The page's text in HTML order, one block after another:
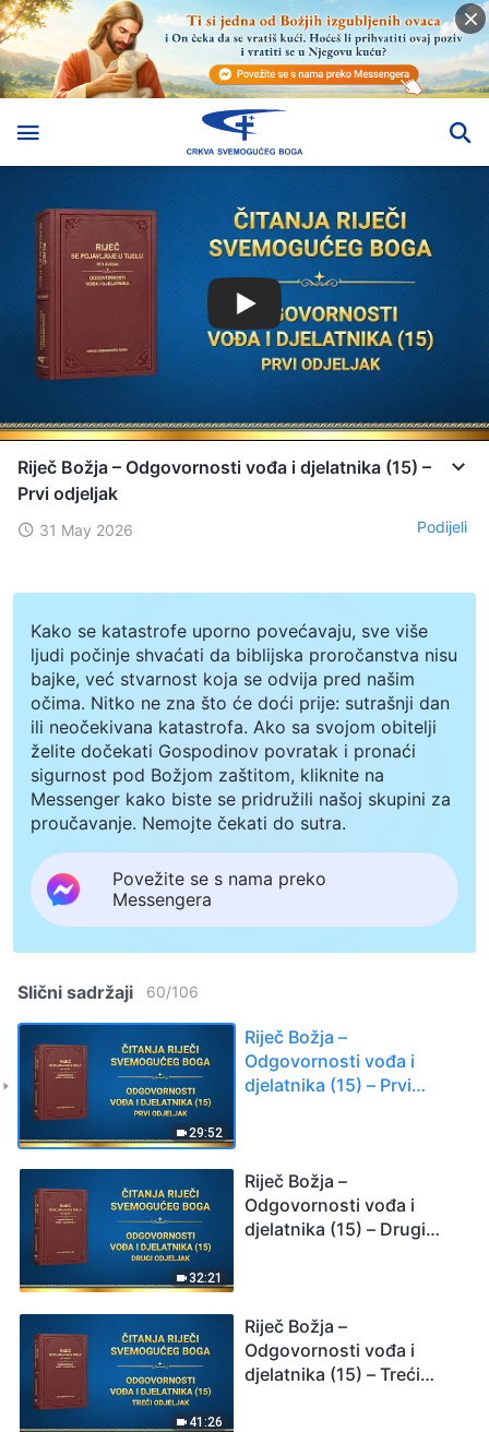
Riječ Božja – Odgovornosti vođa i djelatnika (15) –
Prvi odjeljak
31 May 2026 Podijeli
Kako se katastrofe uporno povećavaju, sve više
ljudi počinje shvaćati da biblijska proročanstva nisu
bajke, već stvarnost koja se odvija pred našim
očima. Nitko ne zna što će doći prije: sutrašnji dan
ili neočekivana katastrofa. Ako sa svojom obitelji
želite dočekati Gospodinov povratak i pronaći
sigurnost pod Božjom zaštitom, kliknite na
Messenger kako biste se pridružili našoj skupini za
proučavanje. Nemojte čekati do sutra.
Povežite se s nama preko
Messengera
Slični sadržaji 60/106
29:52
Riječ Božja –
Odgovornosti vođa i
djelatnika (15) – Prvi
32:21
Riječ Božja –
Odgovornosti vođa i
djelatnika (15) – Drugi
41:26
Riječ Božja –
Odgovornosti vođa i
djelatnika (15) – Treći